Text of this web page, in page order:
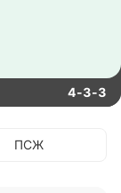
4-3-3
ПСЖ